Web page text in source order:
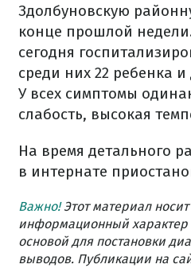
Здолбуновскую
конце прошлой
сегодня
среди них 22 ребенка
У всех симптомы
слабость, высокая
На время детального
в интернате
Важно!Этот материал
информационный характер
основой для постановки
выводов. Публикации на